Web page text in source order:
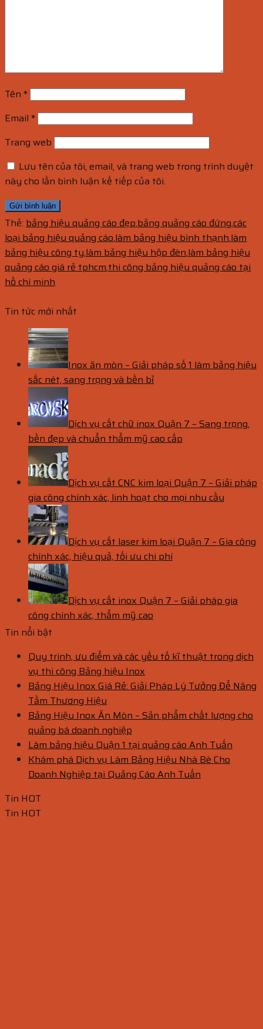
Tên *
Email *
Trang web
Lưu tên của tôi, email, và trang web trong trình duyệt
này cho lần bình luận kế tiếp của tôi.
Thẻ: bảng hiệu quảng cáo đẹp,bảng quảng cáo đứng,các
loại bảng hiệu quảng cáo,làm bảng hiệu bình thạnh,làm
bảng hiệu công ty,làm bảng hiệu hộp đèn,làm bảng hiệu
quảng cáo giá rẻ tphcm,thi công bảng hiệu quảng cáo tại
hồ chí minh
Tin tức mới nhất
Inox ăn mòn – Giải pháp số 1 làm bảng hiệu
sắc nét, sang trọng và bền bỉ
Dịch vụ cắt chữ inox Quận 7 – Sang trọng,
bền đẹp và chuẩn thẩm mỹ cao cấp
Dịch vụ cắt CNC kim loại Quận 7 – Giải pháp
gia công chính xác, linh hoạt cho mọi nhu cầu
Dịch vụ cắt laser kim loại Quận 7 – Gia công
chính xác, hiệu quả, tối ưu chi phí
Dịch vụ cắt inox Quận 7 – Giải pháp gia
công chính xác, thẩm mỹ cao
Tin nổi bật
Quy trình, ưu điểm và các yếu tố kĩ thuật trong dịch
vụ thi công Bảng hiệu Inox
Bảng Hiệu Inox Giá Rẻ: Giải Pháp Lý Tưởng Để Nâng
Tầm Thương Hiệu
Bảng Hiệu Inox Ăn Mòn – Sản phẩm chất lượng cho
quảng bá doanh nghiệp
Làm bảng hiệu Quận 1 tại quảng cáo Anh Tuấn
Khám phá Dịch vụ Làm Bảng Hiệu Nhà Bè Cho
Doanh Nghiệp tại Quảng Cáo Anh Tuấn
Tin HOT
Tin HOT